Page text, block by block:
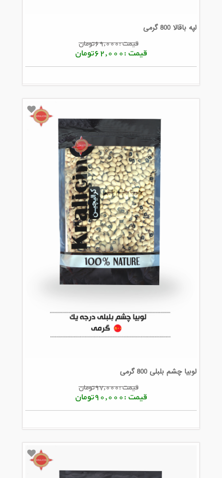
لپه باقالا 800 گرمی
قیمت :69,000تومان
قیمت :62,000تومان
لوبیا چشم بلبلی 800 گرمی
قیمت :97,000تومان
قیمت :90,000تومان